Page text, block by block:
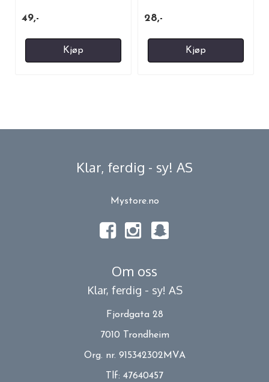
49,-
Kjøp
28,-
Kjøp
Klar, ferdig - sy! AS
Mystore.no
Om oss
Klar, ferdig - sy! AS
Fjordgata 28
7010 Trondheim
Org. nr. 915342302MVA
Tlf: 47640457